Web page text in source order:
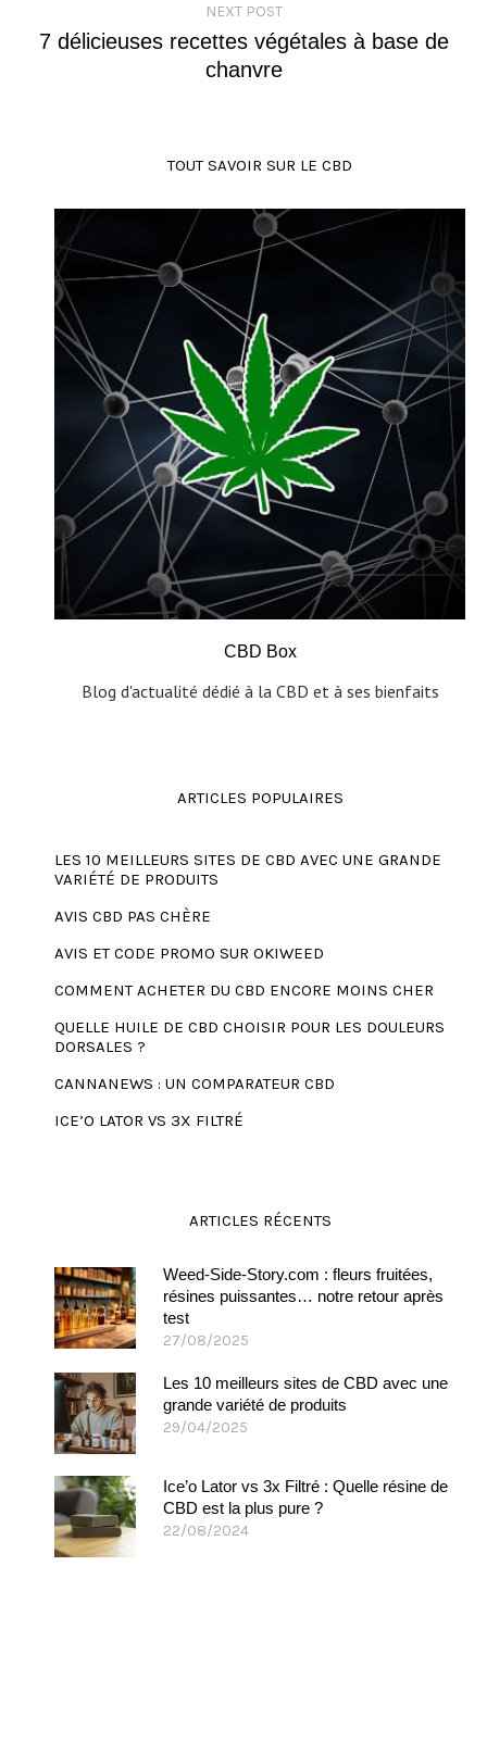
NEXT POST
7 délicieuses recettes végétales à base de
chanvre
TOUT SAVOIR SUR LE CBD
CBD Box
Blog d'actualité dédié à la CBD et à ses bienfaits
ARTICLES POPULAIRES
LES 10 MEILLEURS SITES DE CBD AVEC UNE GRANDE
VARIÉTÉ DE PRODUITS
AVIS CBD PAS CHÈRE
AVIS ET CODE PROMO SUR OKIWEED
COMMENT ACHETER DU CBD ENCORE MOINS CHER
QUELLE HUILE DE CBD CHOISIR POUR LES DOULEURS
DORSALES ?
CANNANEWS : UN COMPARATEUR CBD
ICE’O LATOR VS 3X FILTRÉ
ARTICLES RÉCENTS
Weed-Side-Story.com : fleurs fruitées,
résines puissantes… notre retour après
test
27/08/2025
Les 10 meilleurs sites de CBD avec une
grande variété de produits
29/04/2025
Ice’o Lator vs 3x Filtré : Quelle résine de
CBD est la plus pure ?
22/08/2024